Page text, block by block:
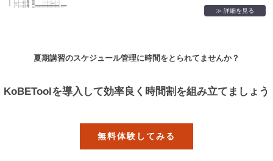
≫ 詳細を見る
夏期講習のスケジュール管理に時間をとられてませんか？
KoBEToolを導入して効率良く時間割を組み立てましょう
無料体験してみる